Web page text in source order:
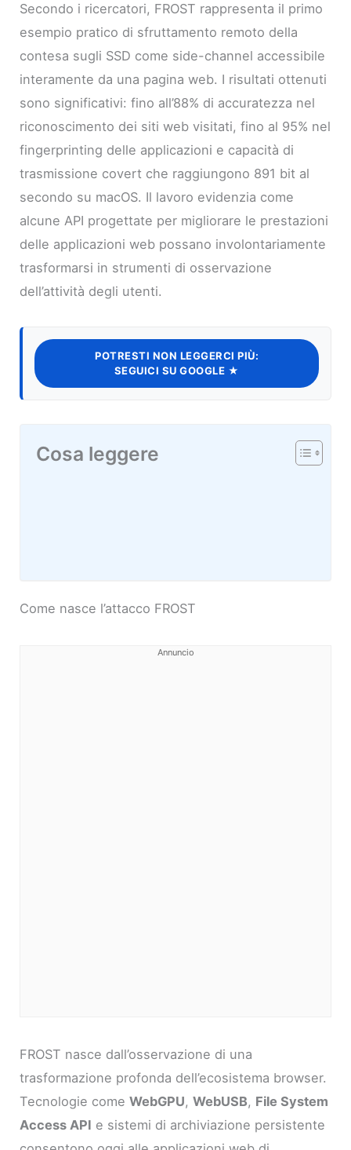
Secondo i ricercatori, FROST rappresenta il primo
esempio pratico di sfruttamento remoto della
contesa sugli SSD come side-channel accessibile
interamente da una pagina web. I risultati ottenuti
sono significativi: fino all’88% di accuratezza nel
riconoscimento dei siti web visitati, fino al 95% nel
fingerprinting delle applicazioni e capacità di
trasmissione covert che raggiungono 891 bit al
secondo su macOS. Il lavoro evidenzia come
alcune API progettate per migliorare le prestazioni
delle applicazioni web possano involontariamente
trasformarsi in strumenti di osservazione
dell’attività degli utenti.
POTRESTI NON LEGGERCI PIÙ:
SEGUICI SU GOOGLE ★
Cosa leggere
Come nasce l’attacco FROST
Annuncio
FROST nasce dall’osservazione di una
trasformazione profonda dell’ecosistema browser.
Tecnologie comeWebGPU,WebUSB, File System
Access API e sistemi di archiviazione persistente